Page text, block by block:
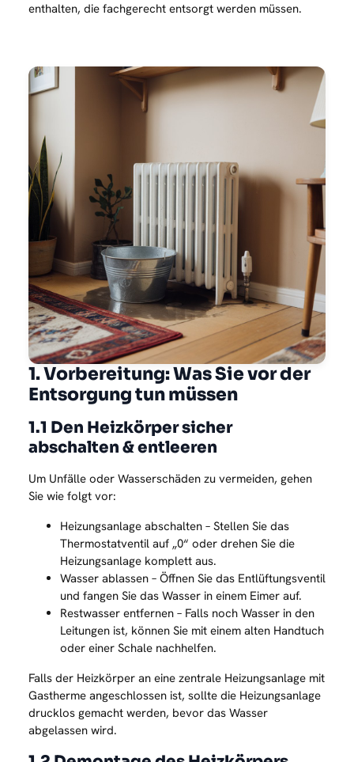
enthalten, die fachgerecht entsorgt werden müssen.
1. Vorbereitung: Was Sie vor der
Entsorgung tun müssen
1.1 Den Heizkörper sicher
abschalten & entleeren
Um Unfälle oder Wasserschäden zu vermeiden, gehen
Sie wie folgt vor:
Heizungsanlage abschalten – Stellen Sie das
Thermostatventil auf „0“ oder drehen Sie die
Heizungsanlage komplett aus.
Wasser ablassen – Öffnen Sie das Entlüftungsventil
und fangen Sie das Wasser in einem Eimer auf.
Restwasser entfernen – Falls noch Wasser in den
Leitungen ist, können Sie mit einem alten Handtuch
oder einer Schale nachhelfen.
Falls der Heizkörper an eine zentrale Heizungsanlage mit
Gastherme angeschlossen ist, sollte die Heizungsanlage
drucklos gemacht werden, bevor das Wasser
abgelassen wird.